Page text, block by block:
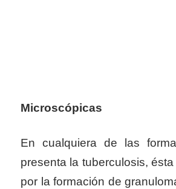
Microscópicas
En cualquiera de las
presenta la tuberculosis,
por la formación de